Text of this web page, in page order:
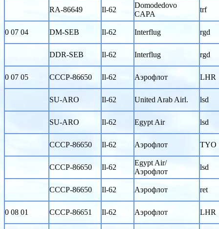
RA-86649 Il-62
Domodedovo
CAPA
trf
0 07 04 DM-SEB Il-62 Interflug rgd
DDR-SEB Il-62 Interflug rgd
0 07 05 CCCP-86650 Il-62 Аэрофлот LHR
SU-ARO Il-62 United Arab Airl. lsd
SU-ARO Il-62 Egypt Air lsd
CCCP-86650 Il-62 Аэрофлот TYO
CCCP-86650 Il-62
Egypt Air/
Аэрофлот
lsd
CCCP-86650 Il-62 Аэрофлот ret
0 08 01 CCCP-86651 Il-62 Аэрофлот LHR